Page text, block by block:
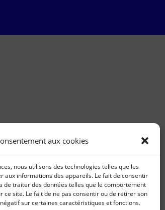
aux cookies
nous utilisons des technologies telles que les
aux informations des appareils. Le fait de consentir
de traiter des données telles que le comportement
ce site. Le fait de ne pas consentir ou de retirer son
sur certaines caractéristiques et fonctions.